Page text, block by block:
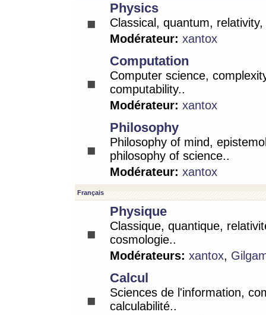
Physics
Classical, quantum,
Modérateur: xantox
Computation
Computer science,
computability..
Modérateur: xantox
Philosophy
Philosophy of mind,
philosophy of science..
Modérateur: xantox
Français
Physique
Classique, quantique,
cosmologie..
Modérateurs: xantox,
Calcul
Sciences de l'information,
calculabilité..